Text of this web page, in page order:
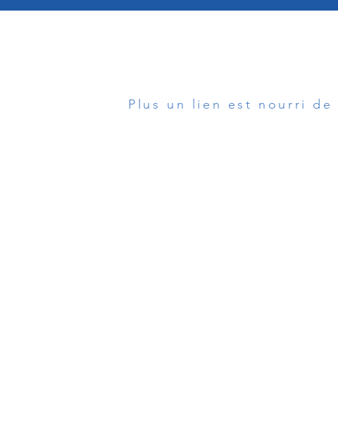
Plus un lien est nourri